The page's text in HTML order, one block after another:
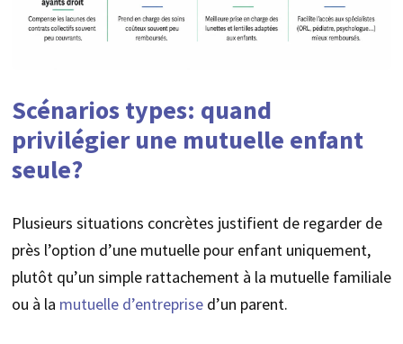
Scénarios types: quand
privilégier une mutuelle enfant
seule?
Plusieurs situations concrètes justifient de regarder de
près l’option d’une mutuelle pour enfant uniquement,
plutôt qu’un simple rattachement à la mutuelle familiale
ou à la mutuelle d’entreprised’un parent.